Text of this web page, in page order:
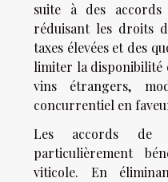
suite à des accords
réduisant les droits
taxes élevées et des
limiter la disponibilité
vins étrangers,
concurrentiel en
Les accords de
particulièrement
viticole. En